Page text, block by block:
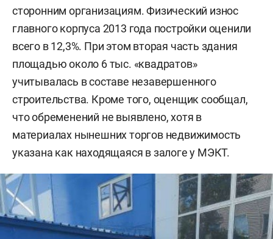
сторонним организациям. Физический износ
главного корпуса 2013 года постройки оценили
всего в 12,3%. При этом вторая часть здания
площадью около 6 тыс. «квадратов»
учитывалась в составе незавершенного
строительства. Кроме того, оценщик сообщал,
что обременений не выявлено, хотя в
материалах нынешних торгов недвижимость
указана как находящаяся в залоге у МЭКТ.